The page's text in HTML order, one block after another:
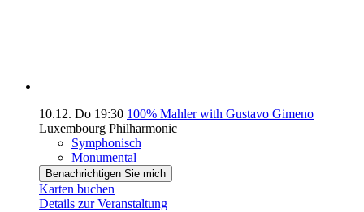
10.12. Do 19:30 100% Mahler with Gustavo Gimeno
Luxembourg Philharmonic
Symphonisch
Monumental
Benachrichtigen Sie mich
Karten buchen
Details zur Veranstaltung